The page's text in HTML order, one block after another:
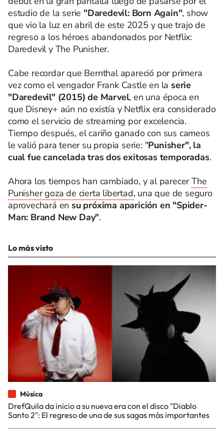
estudio de la serie "Daredevil: Born Again", show
que vio la luz en abril de este 2025 y que trajo de
regreso a los héroes abandonados por Netflix:
Daredevil y The Punisher.
Cabe recordar que Bernthal apareció por primera
vez como el vengador Frank Castle en la serie
"Daredevil" (2015) de Marvel, en una época en
que Disney+ aún no existía y Netflix era considerado
como el servicio de streaming por excelencia.
Tiempo después, el cariño ganado con sus cameos
le valió para tener su propia serie: "Punisher", la
cual fue cancelada tras dos exitosas temporadas.
Ahora los tiempos han cambiado, y al parecerThe
Punisher goza de cierta libertad, una que de seguro
aprovechará en su próxima aparición en "Spider-
Man: Brand New Day".
Lo más visto
Música
DrefQuila da inicio a su nueva era con el disco "Diablo
Santo 2": El regreso de una de sus sagas más importantes